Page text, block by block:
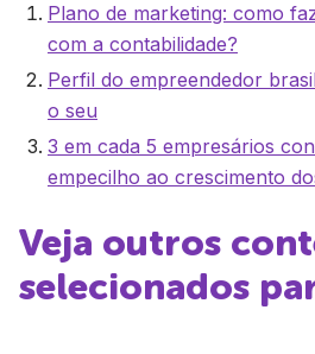
Plano de marketing: como
com a contabilidade?
Perfil do empreendedor
o seu
3 em cada 5 empresários
empecilho ao crescimento
Veja outros
selecionados